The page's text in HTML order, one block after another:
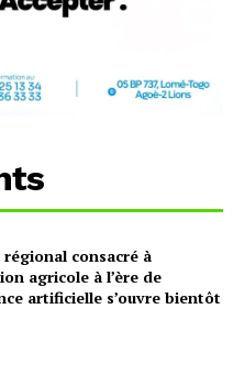
consacré à
agricole à l’ère de
artificielle s’ouvre bientôt